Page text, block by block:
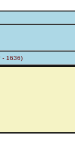
- 1636)